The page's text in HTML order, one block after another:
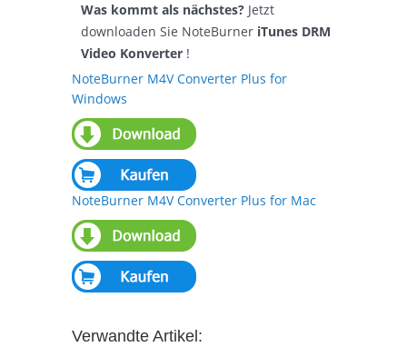
Was kommt als nächstes? Jetzt
downloaden Sie NoteBurner iTunes DRM
Video Konverter !
NoteBurner M4V Converter Plus for
Windows
NoteBurner M4V Converter Plus for Mac
Verwandte Artikel: